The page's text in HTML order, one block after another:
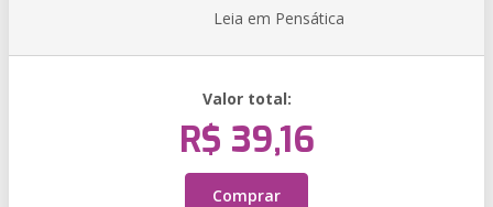
Leia em Pensática
Valor total:
R$ 39,16
Comprar